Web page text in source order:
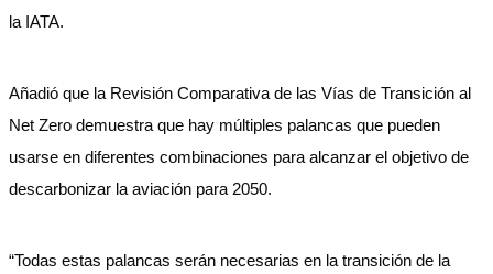
la IATA.
Añadió que la Revisión Comparativa de las Vías de Transición al
Net Zero demuestra que hay múltiples palancas que pueden
usarse en diferentes combinaciones para alcanzar el objetivo de
descarbonizar la aviación para 2050.
“Todas estas palancas serán necesarias en la transición de la